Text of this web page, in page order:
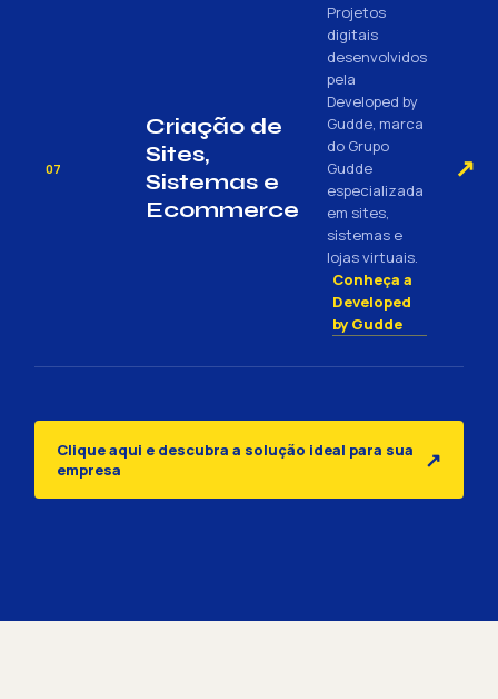
07
Criação de
Sites,
Sistemas e
Ecommerce
Projetos
digitais
desenvolvidos
pela
Developed by
Gudde, marca
do Grupo
Gudde
especializada
em sites,
sistemas e
lojas virtuais.
Conheça a
Developed
by Gudde
↗
Clique aqui e descubra a solução ideal para sua
empresa
↗